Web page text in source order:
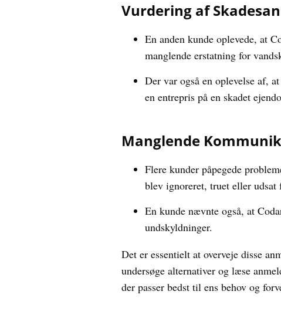
Vurdering af
En anden kunde oplevede, at
manglende erstatning for
Der var også en oplevelse af,
en entrepris på en skadet
Manglende
Flere kunder påpegede
blev ignoreret, truet eller
En kunde nævnte også, at
undskyldninger.
Det er essentielt at overveje disse
undersøge alternativer og læse
der passer bedst til ens behov og